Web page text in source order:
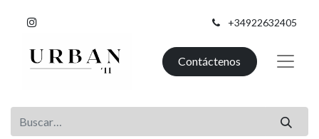
+34922632405
Contáctenos